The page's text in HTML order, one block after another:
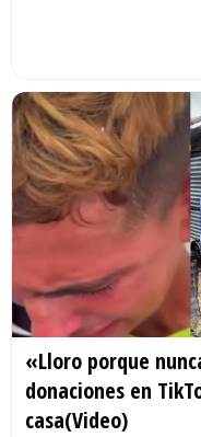
«Lloro porque
donaciones en
casa(Video)